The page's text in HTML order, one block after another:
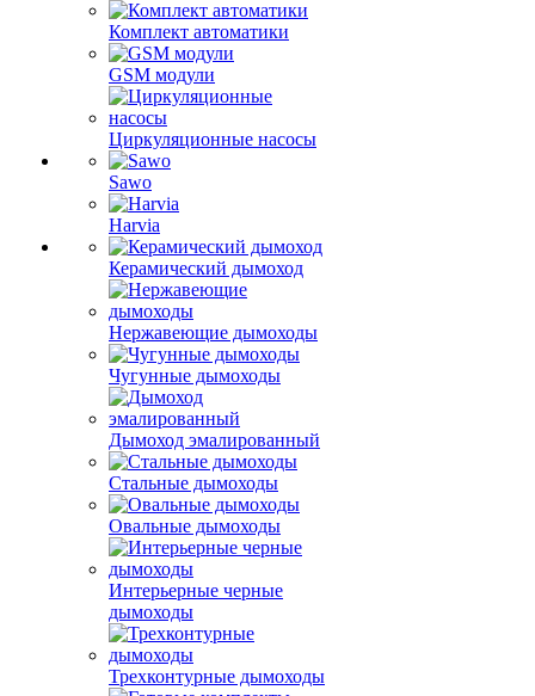
Комплект автоматики
GSM модули
Циркуляционные насосы
Sawo
Harvia
Керамический дымоход
Нержавеющие дымоходы
Чугунные дымоходы
Дымоход эмалированный
Стальные дымоходы
Овальные дымоходы
Интерьерные черные
дымоходы
Трехконтурные дымоходы